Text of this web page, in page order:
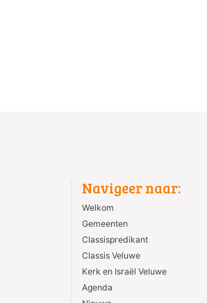
Navigeer naar:
Welkom
Gemeenten
Classispredikant
Classis Veluwe
Kerk en Israël Veluwe
Agenda